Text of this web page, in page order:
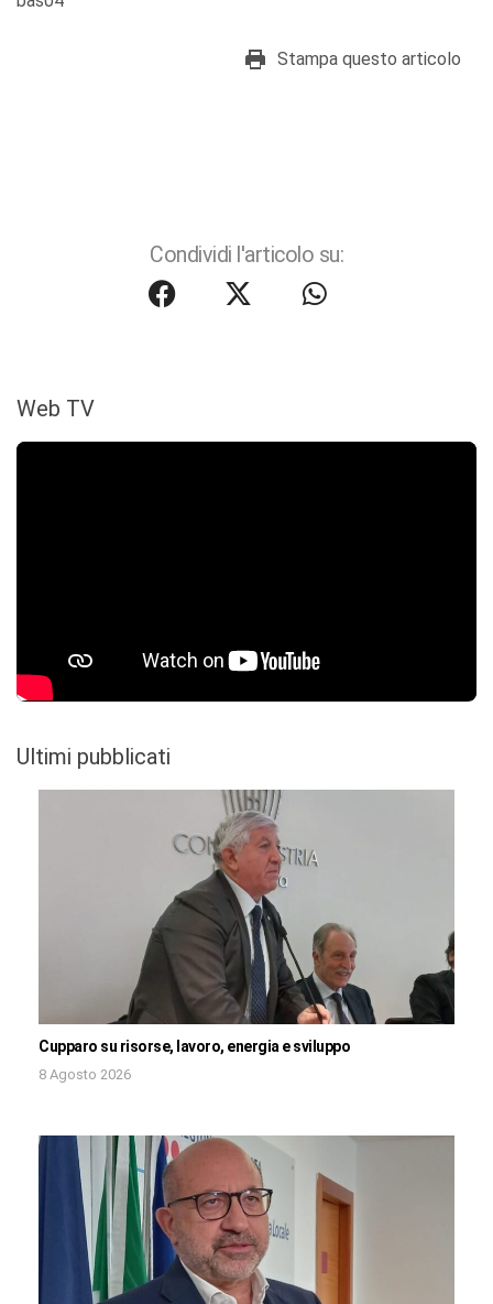
Stampa questo articolo
Condividi l'articolo su:
Web TV
Ultimi pubblicati
Cupparo su risorse, lavoro, energia e sviluppo
8 Agosto 2026